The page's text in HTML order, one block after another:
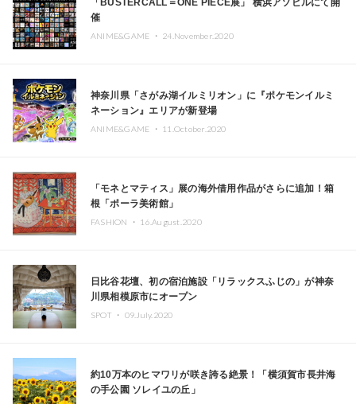
「BUSTERCALL＝ONE PIECE展」 横浜アソビルにて開
催
ANIME&GAME ・ 24.November.2020
神奈川県「さがみ湖イルミリオン」に『ポケモンイルミ
ネーション』エリアが新登場
ANIME&GAME ・ 11.October.2020
「モネとマティス」展の海外借用作品がさらに追加！箱
根「ポーラ美術館」
FASHION ・ 16.August.2020
日比谷花壇、初の宿泊施設「リラックスふじの」が神奈
川県相模原市にオープン
SPOT ・ 09.July.2020
約10万本のヒマワリが咲き誇る絶景！「横須賀市長井海
の手公園 ソレイユの丘」